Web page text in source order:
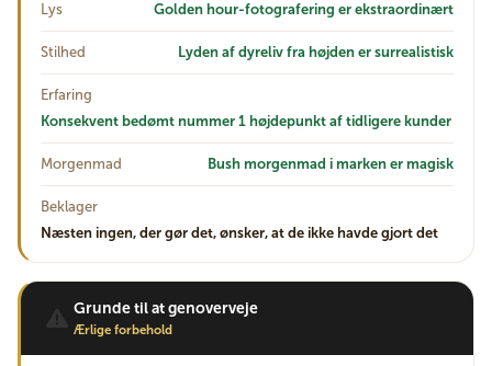
Lys Golden hour-fotografering er ekstraordinært
Stilhed Lyden af dyreliv fra højden er surrealistisk
Erfaring
Konsekvent bedømt nummer 1 højdepunkt af tidligere kunder
Morgenmad Bush morgenmad i marken er magisk
Beklager
Næsten ingen, der gør det, ønsker, at de ikke havde gjort det
Grunde til at genoverveje
Ærlige forbehold